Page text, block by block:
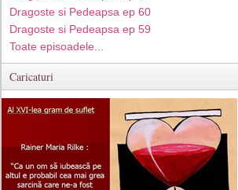
Dragoste si Pedeapsa ep 60
Dragoste si Pedeapsa ep 59
Toate episoadele...
Caricaturi